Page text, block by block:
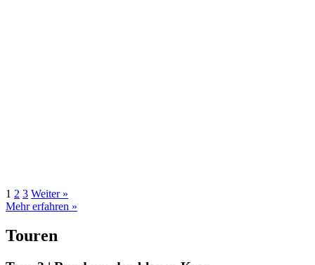
1 2 3 Weiter »
Mehr erfahren »
Touren